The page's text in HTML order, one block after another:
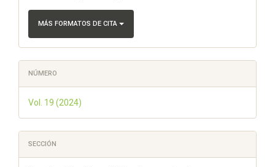
MÁS FORMATOS DE CITA
NÚMERO
Vol. 19 (2024)
SECCIÓN